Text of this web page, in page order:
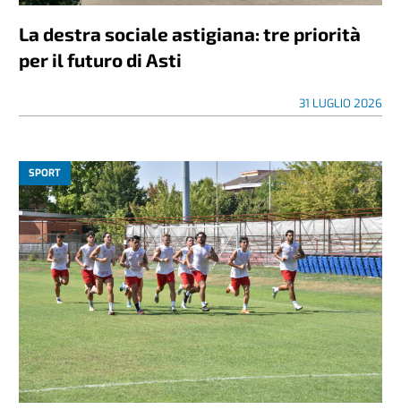
La destra sociale astigiana: tre priorità
per il futuro di Asti
31 LUGLIO 2026
SPORT